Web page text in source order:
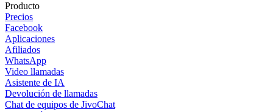
Producto
Precios
Facebook
Aplicaciones
Afiliados
WhatsApp
Video llamadas
Asistente de IA
Devolución de llamadas
Chat de equipos de JivoChat